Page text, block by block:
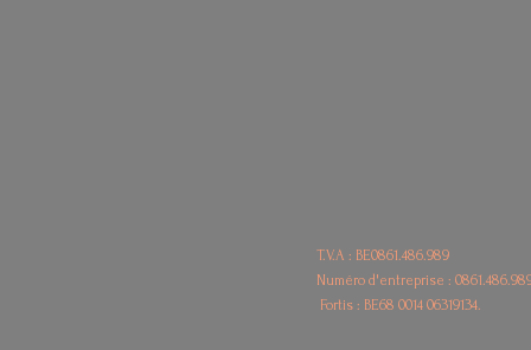
T.V.A : BE0861.486.989
Numéro d'entreprise :
Fortis : BE68 0014 06319134.